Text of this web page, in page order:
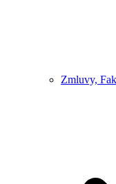
Zmluvy,